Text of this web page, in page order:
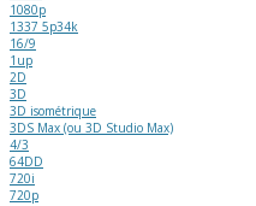
1080p
1337 5p34k
16/9
1up
2D
3D
3D isométrique
3DS Max (ou 3D Studio Max)
4/3
64DD
720i
720p